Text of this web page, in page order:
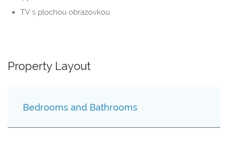
TV s plochou obrazovkou
Property Layout
Bedrooms and Bathrooms